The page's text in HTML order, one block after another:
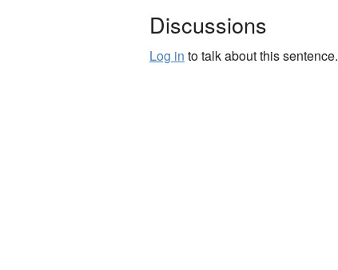
Discussions
Log in to talk about this sentence.